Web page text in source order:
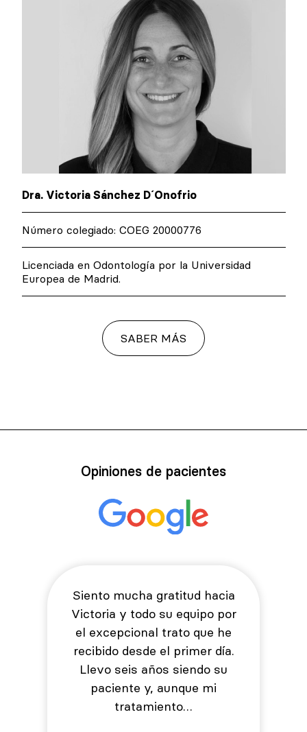
Dra. Victoria Sánchez D´Onofrio
Número colegiado: COEG 20000776
Licenciada en Odontología por la Universidad
Europea de Madrid.
SABER MÁS
Opiniones de pacientes
Siento mucha gratitud hacia
Victoria y todo su equipo por
el excepcional trato que he
recibido desde el primer día.
Llevo seis años siendo su
paciente y, aunque mi
tratamiento…